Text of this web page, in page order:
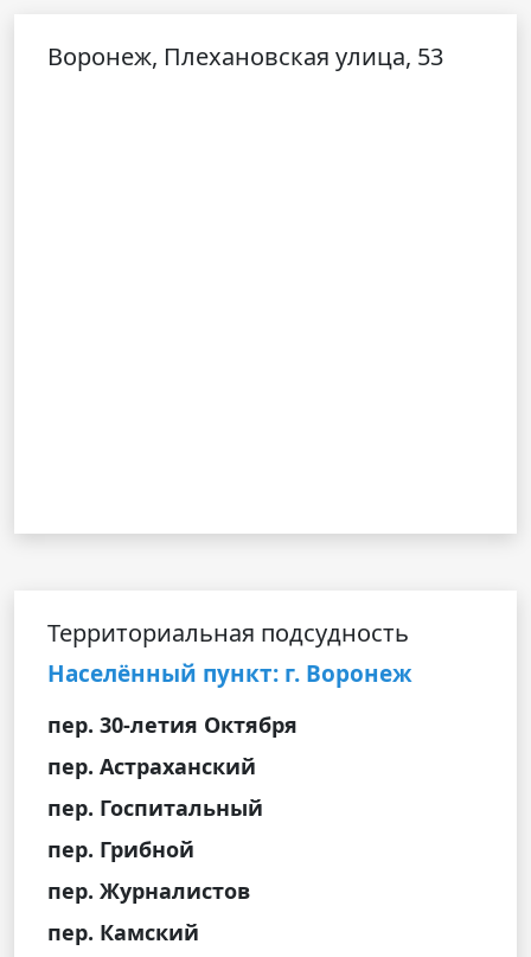
Воронеж, Плехановская улица, 53
Территориальная подсудность
Населённый пункт: г. Воронеж
пер. 30-летия Октября
пер. Астраханский
пер. Госпитальный
пер. Грибной
пер. Журналистов
пер. Камский